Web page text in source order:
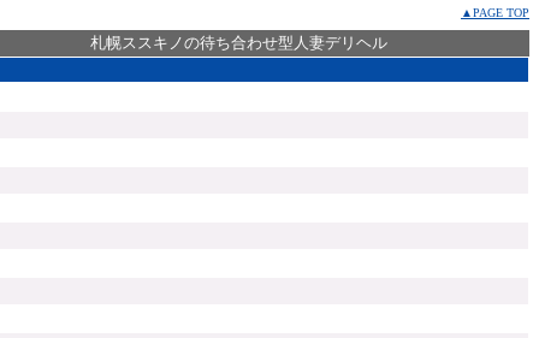
▲PAGE TOP
札幌ススキノの待ち合わせ型人妻デリヘル